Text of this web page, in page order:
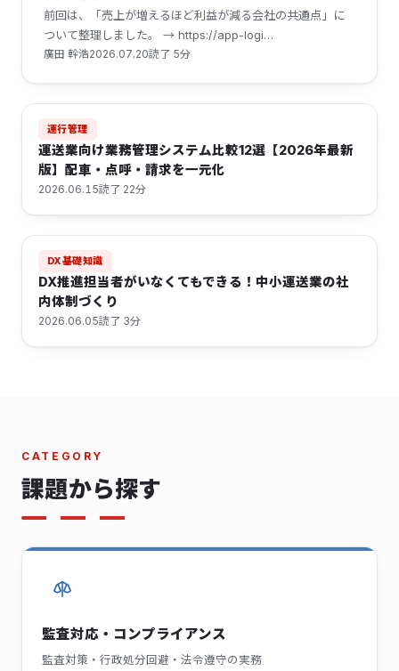
前回は、「売上が増えるほど利益が減る会社の共通点」に
ついて整理しました。 → https://app-logi…
廣田 幹浩2026.07.20読了 5分
運行管理
運送業向け業務管理システム比較12選【2026年最新
版】配車・点呼・請求を一元化
2026.06.15読了 22分
DX基礎知識
DX推進担当者がいなくてもできる！中小運送業の社
内体制づくり
2026.06.05読了 3分
CATEGORY
課題から探す
監査対応・コンプライアンス
監査対策・行政処分回避・法令遵守の実務